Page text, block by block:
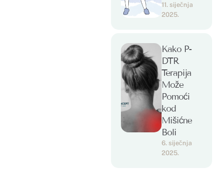
11. siječnja
2025.
Kako P-
DTR
Terapija
Može
Pomoći
kod
Mišićne
Boli
6. siječnja
2025.